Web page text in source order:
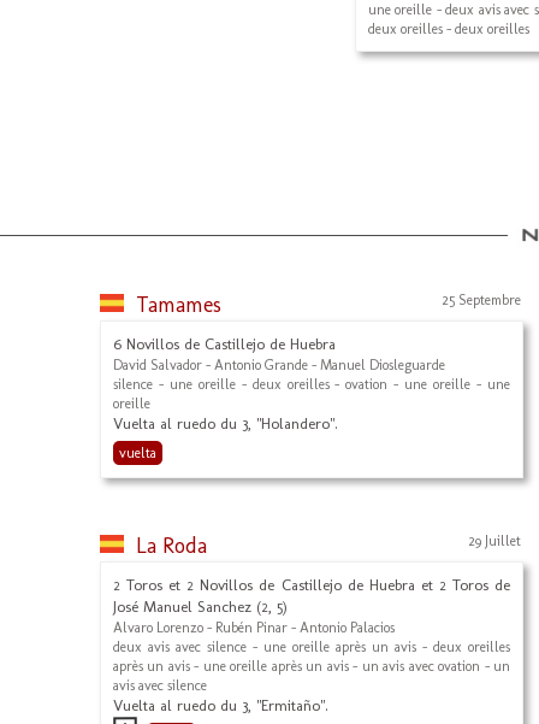
une oreille - deux avis avec
deux oreilles - deux oreilles
Tamames 25 Septembre
6 Novillos de Castillejo de Huebra
David Salvador - Antonio Grande - Manuel Diosleguarde
silence - une oreille - deux oreilles - ovation - une oreille - une
oreille
Vuelta al ruedo du 3, "Holandero".
vuelta
La Roda 29 Juillet
2 Toros et 2 Novillos de Castillejo de Huebra et 2 Toros de
José Manuel Sanchez (2, 5)
Alvaro Lorenzo - Rubén Pinar - Antonio Palacios
deux avis avec silence - une oreille après un avis - deux oreilles
après un avis - une oreille après un avis - un avis avec ovation - un
avis avec silence
Vuelta al ruedo du 3, "Ermitaño".